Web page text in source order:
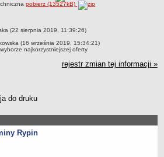
pobierz (13527kB)
(22 sierpnia 2019, 11:39:26)
(16 września 2019, 15:34:21)
najkorzystniejszej oferty
rejestr zmian tej informacji »
Rypin